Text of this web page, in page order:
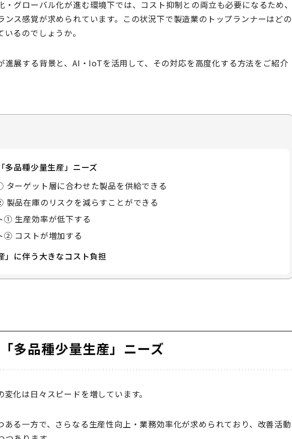
・グローバル化が進む環境下では、コスト抑制との両立も必要になるため、
ンス感覚が求められています。この状況下で製造業のトップランナーはどの
るのでしょうか。
進展する背景と、AI・IoTを活用して、その対応を高度化する方法をご紹介
多品種少量生産」ニーズ
ターゲット層に合わせた製品を供給できる
製品在庫のリスクを減らすことができる
① 生産効率が低下する
② コストが増加する
」に伴う大きなコスト負担
多品種少量生産」ニーズ
化は日々スピードを増しています。
ある一方で、さらなる生産性向上・業務効率化が求められており、改善活動